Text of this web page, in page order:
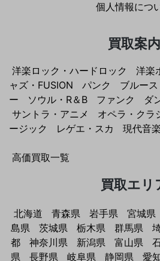
個人情報につ
買取案内
洋楽ロック・ハードロック 洋楽
ャズ・FUSION
パンク ブルース
ー
ソウル・R＆B ファンク
ダ
サントラ・アニメ
オペラ・クラ
ージック
レゲエ・スカ 現代音
高価買取一覧
買取エリ
北海道 青森県 岩手県 宮城県
島県
茨城県 栃木県 群馬県
都
神奈川県 新潟県 富山県
県
長野県 岐阜県 静岡県 愛